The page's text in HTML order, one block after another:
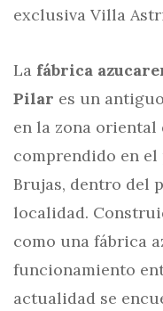
exclusiva Villa
La fábrica
Pilar es un
en la zona
comprendido en el
Brujas, dentro del
localidad.
como una fábrica
funcionamiento
actualidad se